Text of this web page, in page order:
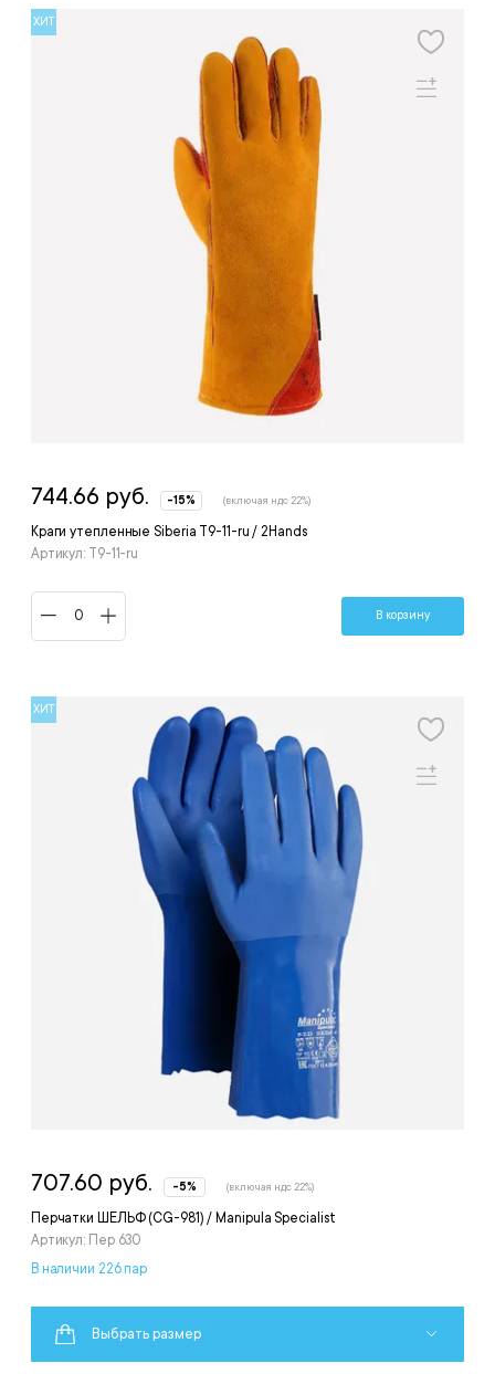
ХИТ
Краги утепленные Siberia T9-11-ru / 2Hands
Артикул: T9-11-ru
744.66 руб. -15% (включая ндс 22%)
В корзину
ХИТ
Перчатки ШЕЛЬФ (CG-981) / Manipula Specialist
Артикул: Пер 630
707.60 руб. -5% (включая ндс 22%)
В наличии 226 пар
Выбрать размер